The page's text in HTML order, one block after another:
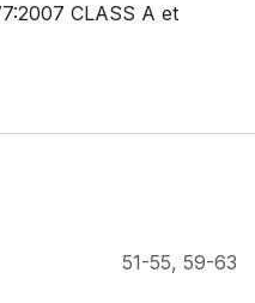
CLASS A et
51-55, 59-63